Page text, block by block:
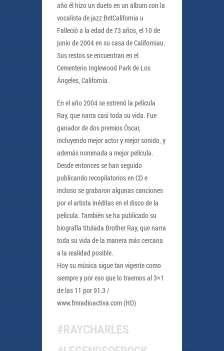
año él hizo un dueto en un álbum con la
vocalista de jazz BetCalifornia u
Falleció a la edad de 73 años, el 10 de
junio de 2004 en su casa de Californiau.
Sus restos se encuentran en el
Cementerio Inglewood Park de Los
Ángeles, California.
En el año 2004 se estrenó la película
Ray, que narra casi toda su vida. Fue
ganador de dos premios Óscar,
incluyendo mejor actor y mejor sonido, y
además nominada a mejor película.
Desde entonces se han seguido
publicando recopilatorios en CD e
incluso se grabaron algunas canciones
por el artista inéditas en el disco de la
película. También se ha publicado su
biografía titulada Brother Ray, que narra
toda su vida de la manera más cercana
a la realidad posible.
Hoy su música sigue tan vigente como
siempre y por eso que lo traemos al 3×1
de las 11 por 91.3 /
www.fmradioactiva.com (HD)
#RAYCHARLES